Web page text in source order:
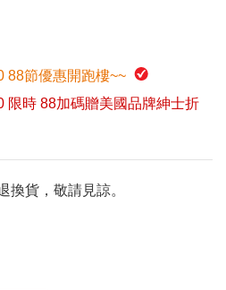
88節優惠開跑樓~~
限時 88加碼贈美國品牌紳士折
換貨，敬請見諒。